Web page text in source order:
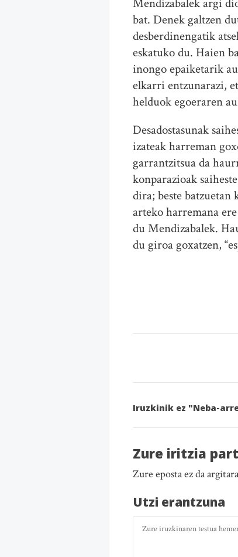
bat. Denek galtzen
desberdinengatik
eskatuko du. Haien
inongo epaiketarik
elkarri entzunarazi,
helduok egoeraren
Desadostasunak
izateak harreman
garrantzitsua da
konparazioak
dira; beste batzuetan
arteko harremana
du Mendizabalek.
du giroa goxatzen,
Iruzkinik ez "Neba-
Zure iritzia
Zure eposta ez da
Utzi erantzuna